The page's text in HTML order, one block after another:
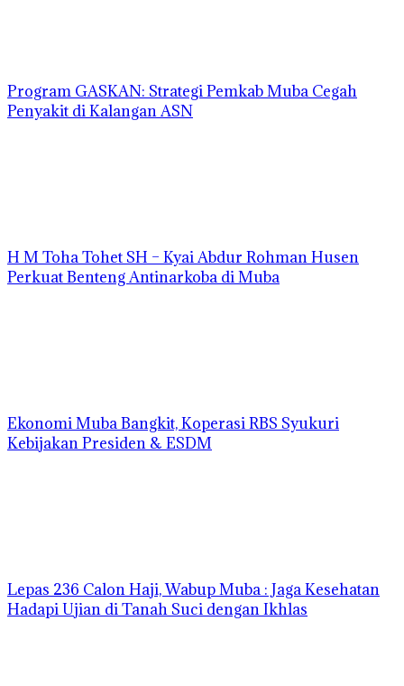
Program GASKAN: Strategi Pemkab Muba Cegah
Penyakit di Kalangan ASN
H M Toha Tohet SH – Kyai Abdur Rohman Husen
Perkuat Benteng Antinarkoba di Muba
Ekonomi Muba Bangkit, Koperasi RBS Syukuri
Kebijakan Presiden & ESDM
Lepas 236 Calon Haji, Wabup Muba : Jaga Kesehatan
Hadapi Ujian di Tanah Suci dengan Ikhlas